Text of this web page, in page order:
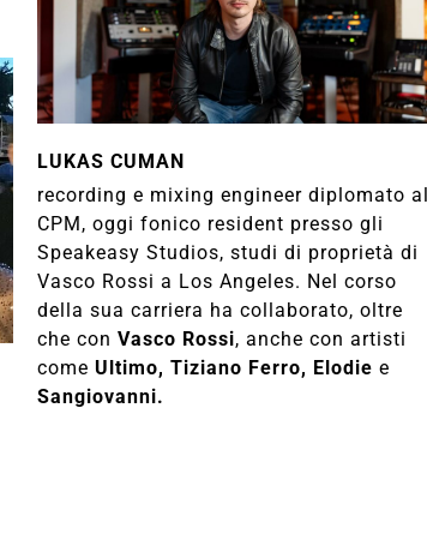
LUKAS CUMAN
recording e mixing engineer diplomato al
CPM, oggi fonico resident presso gli
Speakeasy Studios, studi di proprietà di
Vasco Rossi a Los Angeles. Nel corso
della sua carriera ha collaborato, oltre
che con Vasco Rossi, anche con artisti
come Ultimo, Tiziano Ferro, Elodie e
Sangiovanni.